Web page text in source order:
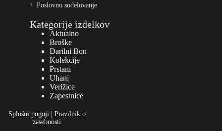
Poslovno sodelovanje
Kategorije izdelkov
Aktualno
Broške
Darilni Bon
Kolekcije
Prstani
Uhani
Verižice
Zapestnice
Splošni pogoji| Pravilnik o
zasebnosti